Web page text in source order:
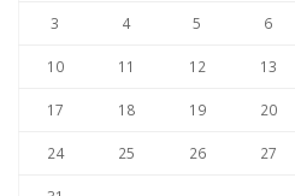
3 4 5 6
10 11 12 13
17 18 19 20
24 25 26 27